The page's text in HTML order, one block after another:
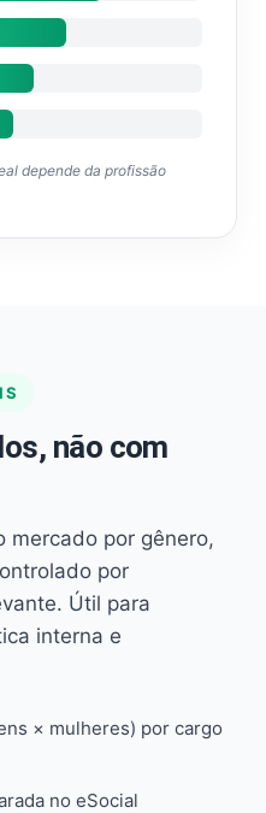
depende da profissão
não com
mercado por gênero,
por
Útil para
interna e
× mulheres) por cargo
no eSocial